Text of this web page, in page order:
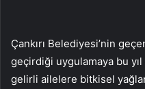
Çankırı Belediyesi’nin
geçirdiği uygulamaya bu
gelirli ailelere bitkisel yağlar